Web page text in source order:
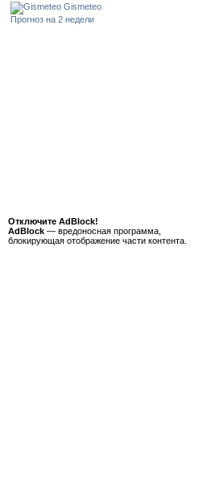
Gismeteo
Прогноз на 2 недели
Отключите AdBlock!
AdBlock — вредоносная программа,
блокирующая отображение части контента.